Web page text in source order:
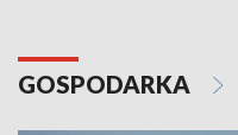
GOSPODARKA